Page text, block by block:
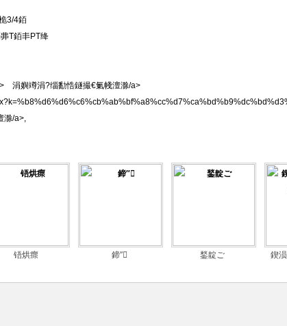
3/4銆
T銆丯PT绛
涓嬩竴涓?缁勫悎鐩撮€氭帴澶滁/a>
滁/a>,
铻烘瘝 鍗″ 鍫靛ご
鍥